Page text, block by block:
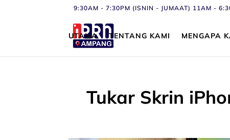
9:30AM - 7:30PM (ISNIN - JUMAAT) 11AM -
UTAMA TENTANG KAMI MENGAPA
Tukar Skrin